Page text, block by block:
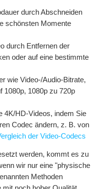
durch Abschneiden
schönsten Momente
durch Entfernen der
oder auf eine bestimmte
wie Video-/Audio-Bitrate,
1080p, 1080p zu 720p
4K/HD-Videos, indem Sie
Codec ändern, z. B. von
der Video-Codecs
werden, kommt es zu
wir nur eine "physische
Methoden